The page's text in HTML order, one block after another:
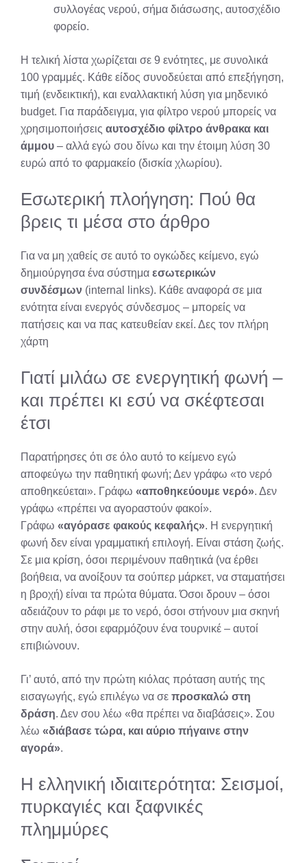
συλλογέας νερού, σήμα διάσωσης, αυτοσχέδιο
φορείο.
Η τελική λίστα χωρίζεται σε 9 ενότητες, με συνολικά
100 γραμμές. Κάθε είδος συνοδεύεται από επεξήγηση,
τιμή (ενδεικτική), και εναλλακτική λύση για μηδενικό
budget. Για παράδειγμα, για φίλτρο νερού μπορείς να
χρησιμοποιήσεις αυτοσχέδιο φίλτρο άνθρακα και
άμμου – αλλά εγώ σου δίνω και την έτοιμη λύση 30
ευρώ από το φαρμακείο (δισκία χλωρίου).
Εσωτερική πλοήγηση: Πού θα
βρεις τι μέσα στο άρθρο
Για να μη χαθείς σε αυτό το ογκώδες κείμενο, εγώ
δημιούργησα ένα σύστημα εσωτερικών
συνδέσμων (internal links). Κάθε αναφορά σε μια
ενότητα είναι ενεργός σύνδεσμος – μπορείς να
πατήσεις και να πας κατευθείαν εκεί. Δες τον πλήρη
χάρτη
Γιατί μιλάω σε ενεργητική φωνή –
και πρέπει κι εσύ να σκέφτεσαι
έτσι
Παρατήρησες ότι σε όλο αυτό το κείμενο εγώ
αποφεύγω την παθητική φωνή; Δεν γράφω «το νερό
αποθηκεύεται». Γράφω «αποθηκεύουμε νερό». Δεν
γράφω «πρέπει να αγοραστούν φακοί».
Γράφω «αγόρασε φακούς κεφαλής». Η ενεργητική
φωνή δεν είναι γραμματική επιλογή. Είναι στάση ζωής.
Σε μια κρίση, όσοι περιμένουν παθητικά (να έρθει
βοήθεια, να ανοίξουν τα σούπερ μάρκετ, να σταματήσει
η βροχή) είναι τα πρώτα θύματα. Όσοι δρουν – όσοι
αδειάζουν το ράφι με το νερό, όσοι στήνουν μια σκηνή
στην αυλή, όσοι εφαρμόζουν ένα τουρνικέ – αυτοί
επιβιώνουν.
Γι’ αυτό, από την πρώτη κιόλας πρόταση αυτής της
εισαγωγής, εγώ επιλέγω να σε προσκαλώ στη
δράση. Δεν σου λέω «θα πρέπει να διαβάσεις». Σου
λέω «διάβασε τώρα, και αύριο πήγαινε στην
αγορά».
Η ελληνική ιδιαιτερότητα: Σεισμοί,
πυρκαγιές και ξαφνικές
πλημμύρες